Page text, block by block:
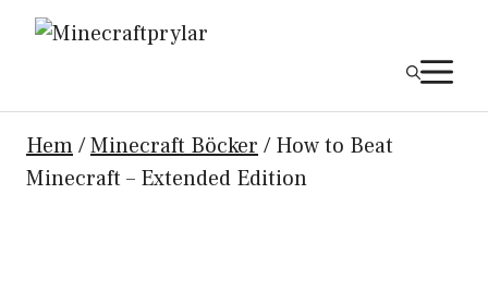
Hoppa
Hem/Minecraft Böcker / How to Beat
Minecraft – Extended Edition